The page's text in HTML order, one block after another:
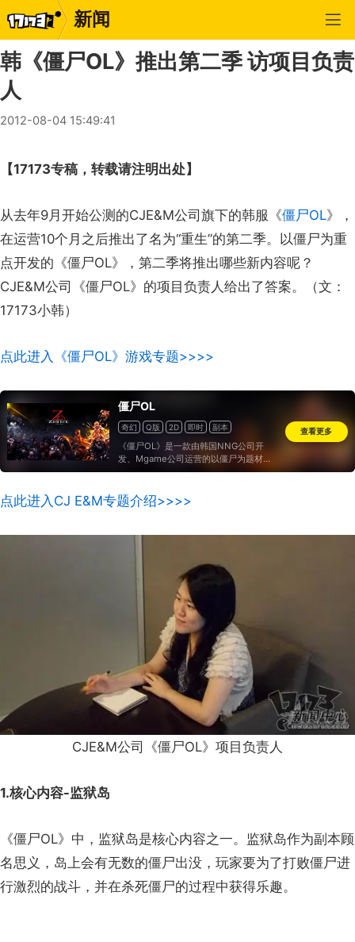
新闻
韩《僵尸OL》推出第二季 访项目负责
人
2012-08-04 15:49:41
【17173专稿，转载请注明出处】
从去年9月开始公测的CJE&M公司旗下的韩服《僵尸OL》，
在运营10个月之后推出了名为“重生”的第二季。以僵尸为重
点开发的《僵尸OL》，第二季将推出哪些新内容呢？
CJE&M公司《僵尸OL》的项目负责人给出了答案。（文：
17173小韩）
点此进入《僵尸OL》游戏专题>>>>
僵尸OL
奇幻 Q版 2D 即时 副本
《僵尸OL》是一款由韩国NNG公司开
发、Mgame公司运营的以僵尸为题材的
2D横版超血腥MMORPG网游。游戏目前
查看更多
点此进入CJ E&M专题介绍>>>>
CJE&M公司《僵尸OL》项目负责人
1.核心内容-监狱岛
《僵尸OL》中，监狱岛是核心内容之一。监狱岛作为副本顾
名思义，岛上会有无数的僵尸出没，玩家要为了打败僵尸进
行激烈的战斗，并在杀死僵尸的过程中获得乐趣。